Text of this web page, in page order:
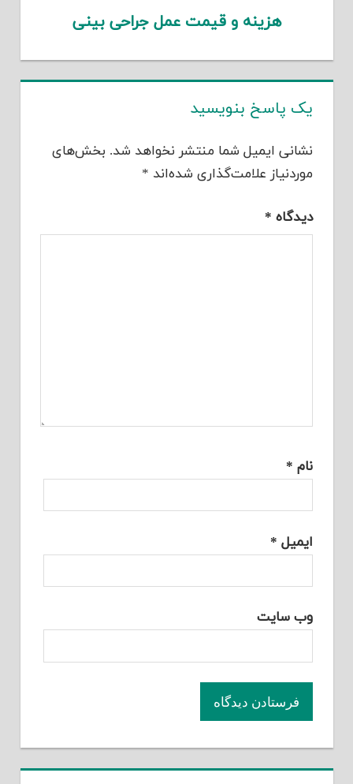
هزینه و قیمت عمل جراحی بینی
یک پاسخ بنویسید
نشانی ایمیل شما منتشر نخواهد شد. بخش‌های
موردنیاز علامت‌گذاری شده‌اند *
دیدگاه *
نام *
ایمیل *
وب‌ سایت